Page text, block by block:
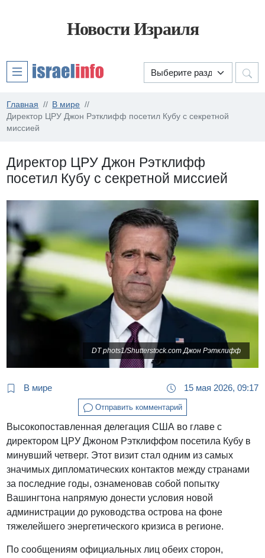
Новости Израиля
Главная
В мире
Директор ЦРУ Джон Рэтклифф посетил Кубу с секретной
миссией
Директор ЦРУ Джон Рэтклифф
посетил Кубу с секретной миссией
DT phots1/Shutterstock.com Джон Рэтклифф
В мире 15 мая 2026, 09:17
Отправить комментарий
Высокопоставленная делегация США во главе с
директором ЦРУ Джоном Рэтклиффом посетила Кубу в
минувший четверг. Этот визит стал одним из самых
значимых дипломатических контактов между странами
за последние годы, ознаменовав собой попытку
Вашингтона напрямую донести условия новой
администрации до руководства острова на фоне
тяжелейшего энергетического кризиса в регионе.
По сообщениям официальных лиц обеих сторон,